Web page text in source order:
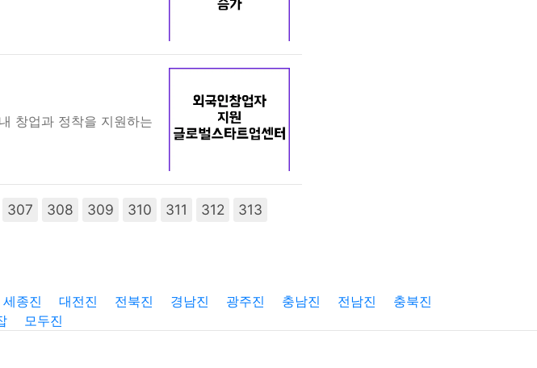
창업과 정착을 지원하는
307 308 309 310 311 312
313
세종진 대전진 전북진 경남진 광주진 충남진 전남진
충북진
모두진